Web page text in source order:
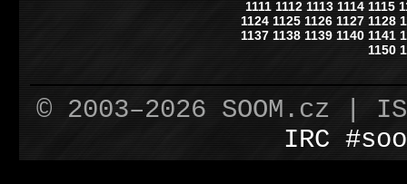
1111 1112 1113 1114 1115
1124 1125 1126 1127 1128
1137 1138 1139 1140 1141
1150
© 2003–2026 SOOM.cz |
IRC